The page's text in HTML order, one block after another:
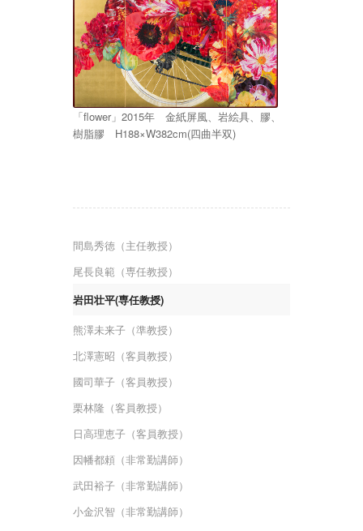
「flower」2015年 金紙屏風、岩絵具、膠、
樹脂膠 H188×W382cm(四曲半双)
間島秀徳（主任教授）
尾長良範（専任教授）
岩田壮平(専任教授)
熊澤未来子（準教授）
北澤憲昭（客員教授）
國司華子（客員教授）
栗林隆（客員教授）
日高理恵子（客員教授）
因幡都頼（非常勤講師）
武田裕子（非常勤講師）
小金沢智（非常勤講師）